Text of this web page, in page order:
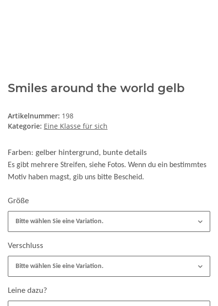
Smiles around the world gelb
Artikelnummer: 198
Kategorie: Eine Klasse für sich
Farben: gelber hintergrund, bunte details
Es gibt mehrere Streifen, siehe Fotos. Wenn du ein bestimmtes
Motiv haben magst, gib uns bitte Bescheid.
Größe
Bitte wählen Sie eine Variation.
Verschluss
Bitte wählen Sie eine Variation.
Leine dazu?